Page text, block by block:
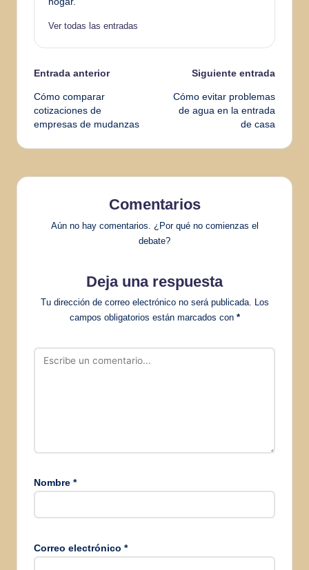
Ver todas las entradas
Navegación
de
entradas
Entrada anterior
Cómo comparar
cotizaciones de
empresas de mudanzas
Siguiente entrada
Cómo evitar problemas
de agua en la entrada
de casa
Comentarios
Aún no hay comentarios. ¿Por qué no comienzas el
debate?
Deja una respuesta
Tu dirección de correo electrónico no será publicada. Los
campos obligatorios están marcados con *
Nombre *
Correo electrónico *